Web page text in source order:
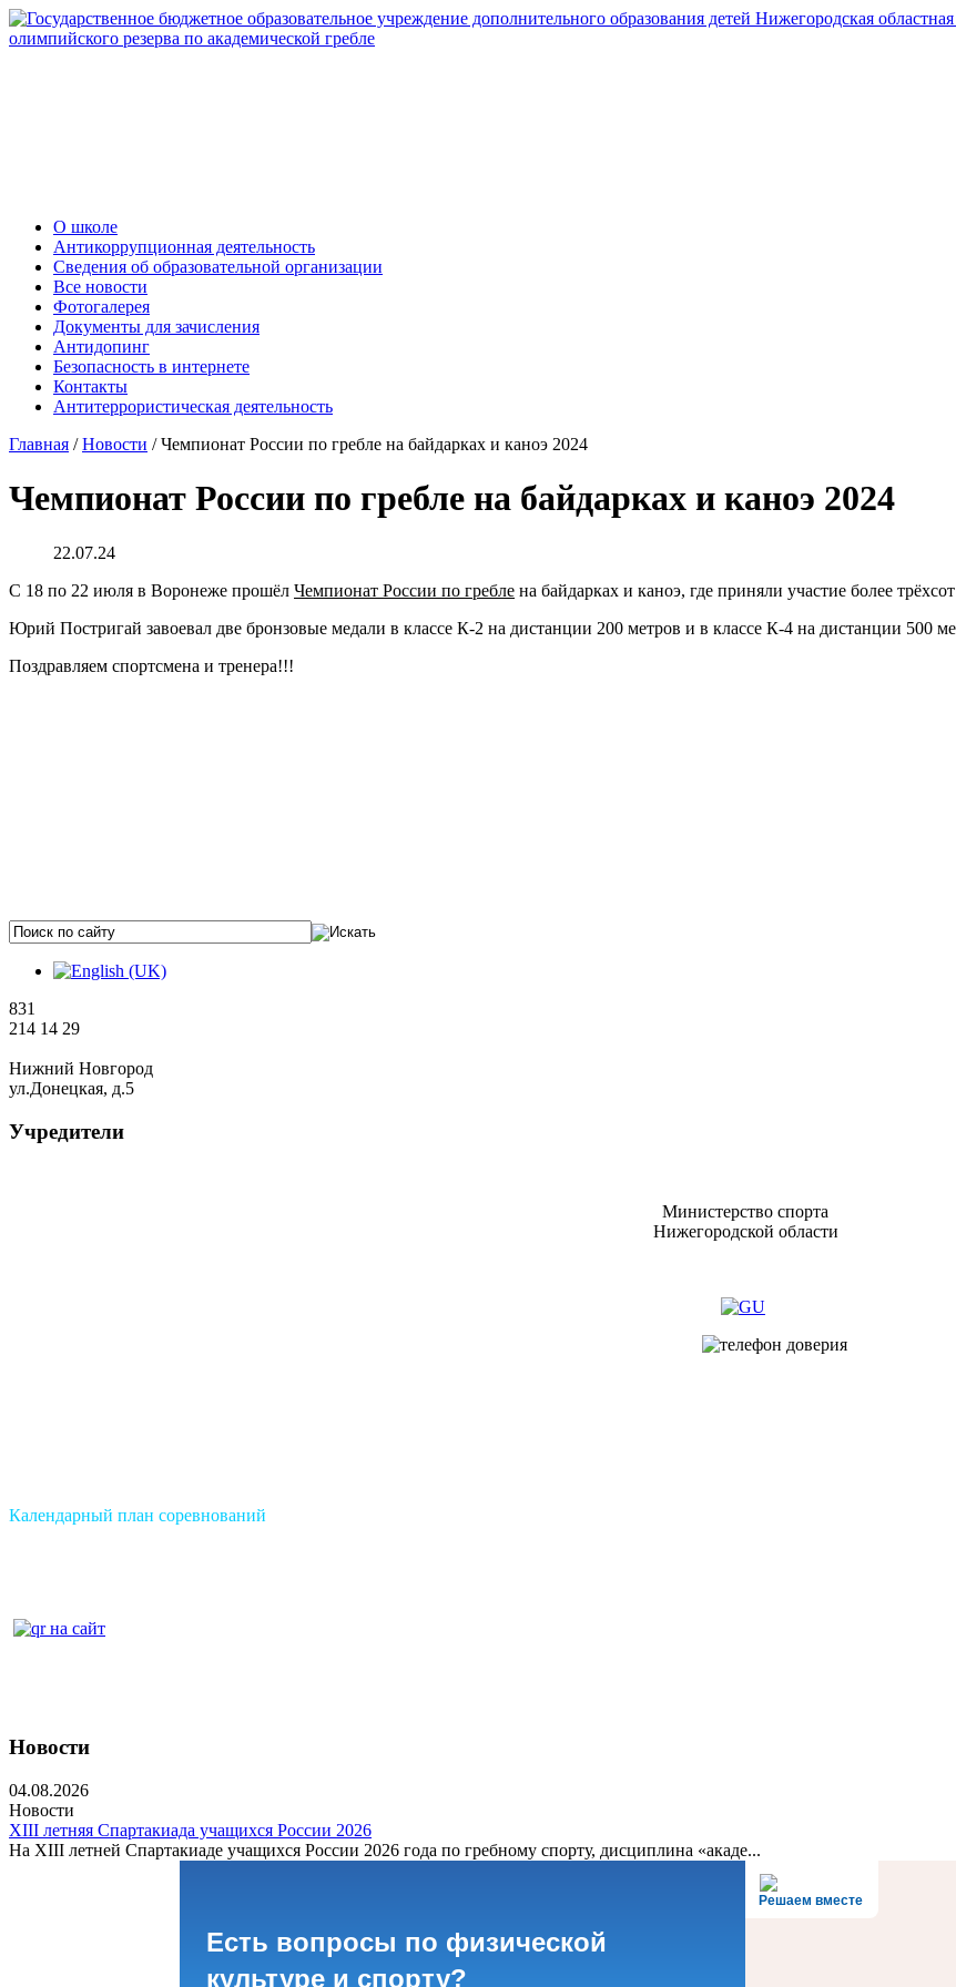
О школе
Антикоррупционная деятельность
Сведения об образовательной организации
Все новости
Фотогалерея
Документы для зачисления
Антидопинг
Безопасность в интернете
Контакты
Антитеррористическая деятельность
Главная /Новости /Чемпионат России по гребле на байдарках и каноэ 2024
Чемпионат России по гребле на байдарках и каноэ 2024
22.07.24
С 18 по 22 июля в Воронеже прошёл Чемпионат России по гребле на байдарках и каноэ, где приняли участие более
Юрий Постригай завоевал две бронзовые медали в классе К-2 на дистанции 200 метров и в классе К-4 на дистанции 500
Поздравляем спортсмена и тренера!!!
831
214 14 29
Нижний Новгород
ул.Донецкая, д.5
Учредители
Министерство спорта
Нижегородской области
Календарный план соревнований
Новости
04.08.2026
Новости
XIII летняя Спартакиада учащихся России 2026
На XIII летней Спартакиаде учащихся России 2026 года по гребному спорту, дисциплина «акаде...
Решаем вместе
Есть вопросы по физической
культуре и спорту?